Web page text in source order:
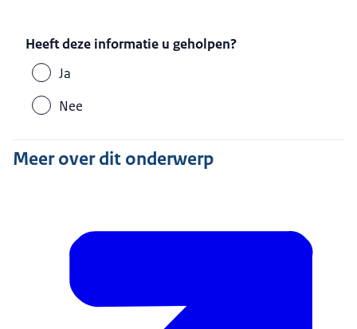
Heeft deze informatie u geholpen?
Ja
Nee
Meer over dit onderwerp